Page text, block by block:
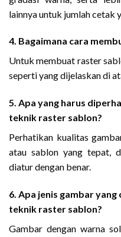
lainnya untuk jumlah cetak
4. Bagaimana cara
Untuk membuat raster
seperti yang dijelaskan di
5. Apa yang harus
teknik raster sablon?
Perhatikan kualitas
atau sablon yang tepat,
diatur dengan benar.
6. Apa jenis gambar
teknik raster sablon?
Gambar dengan warna